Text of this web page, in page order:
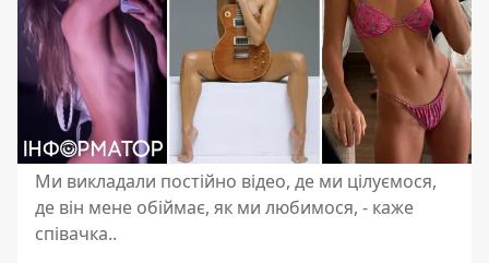
Ми викладали постійно відео, де ми цілуємося,
де він мене обіймає, як ми любимося, - каже
співачка..